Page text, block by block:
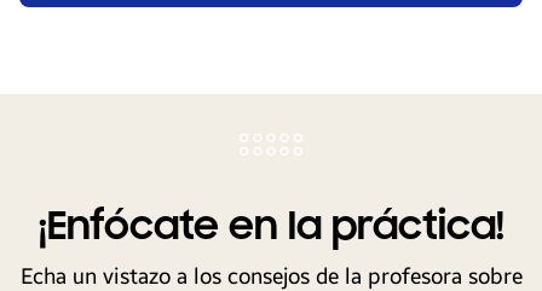
¡Enfócate en la práctica!
Echa un vistazo a los consejos de la profesora sobre